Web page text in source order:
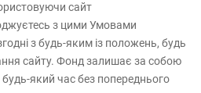
сайт
з цими Умовами
з будь-яким із положень, будь
сайту. Фонд залишає за собою
який час без попереднього